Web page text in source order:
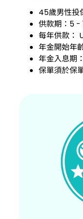
45歲男性投
供款期：5 -
每年供款：
年金開始年
年金入息期
保單須於保